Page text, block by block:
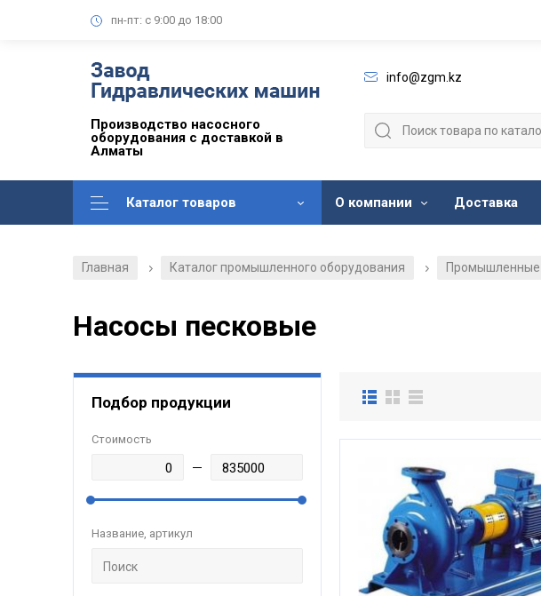
пн-пт: с 9:00 до 18:00
Производство насосного
оборудования с доставкой в
Алматы
info@zgm.kz
Каталог товаров О компании Доставка
Главная / Каталог промышленного оборудования / Промышленные
Насосы песковые
Подбор продукции
Стоимость
Название, артикул